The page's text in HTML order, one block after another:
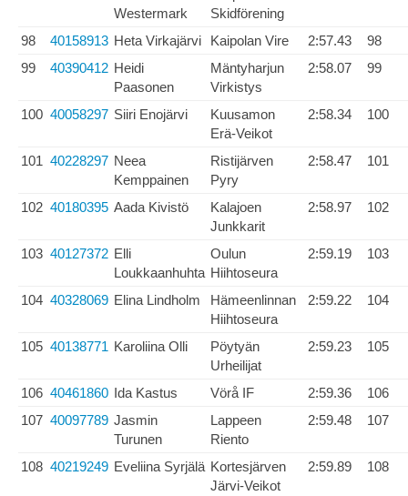
Westermark
Skidförening
98 40158913 Heta Virkajärvi Kaipolan Vire 2:57.43
98
99
40390412 Heidi
Paasonen
Mäntyharjun
Virkistys
2:58.07 99
100 40058297 Siiri Enojärvi
Kuusamon
Erä-Veikot
2:58.34 100
101 40228297 Neea
Kemppainen
Ristijärven
Pyry
2:58.47 101
102 40180395 Aada Kivistö
Kalajoen
Junkkarit
2:58.97 102
103 40127372 Elli
Loukkaanhuhta
Oulun
Hiihtoseura
2:59.19 103
104 40328069 Elina Lindholm
Hämeenlinnan
Hiihtoseura
2:59.22 104
105 40138771 Karoliina Olli
Pöytyän
Urheilijat
2:59.23 105
106 40461860 Ida Kastus Vörå IF 2:59.36
106
107 40097789 Jasmin
Turunen
Lappeen
Riento
2:59.48 107
108 40219249 Eveliina Syrjälä Kortesjärven
Järvi-Veikot
2:59.89 108